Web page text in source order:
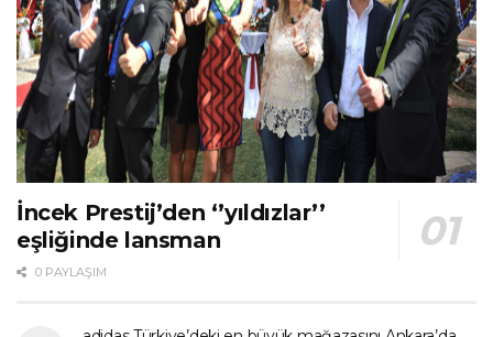
İncek Prestij’den ‘’yıldızlar’’
eşliğinde lansman
0 PAYLAŞIM